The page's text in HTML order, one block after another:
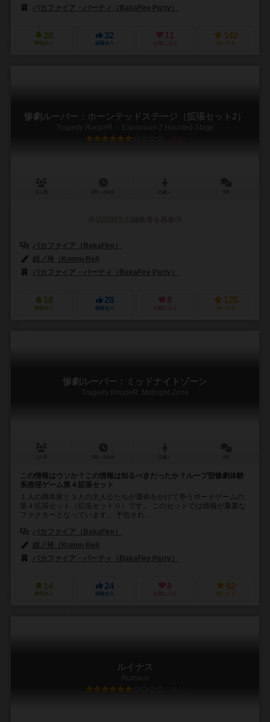
バカファイア・パーティ（BakaFire Party）
20
興味あり
32
経験あり
11
お気に入り
142
持ってる
惨劇ルーパー：ホーンテッドステージ（拡張セット2）
Tragedy RoopeR： Expansion 2 Haunted Stage
6.2
バカファイア（BakaFire）
紺ノ玲（Konno Rei)
バカファイア・パーティ（BakaFire Party）
18
興味あり
28
経験あり
8
お気に入り
125
持ってる
惨劇ルーパー：ミッドナイトゾーン
Tragedy RoopeR: Midnight Zone
この情報はウソか？この情報は知るべきだったか？ループ型惨劇体験
系推理ゲーム第４拡張セット
１人の脚本家と３人の主人公たちが運命をかけて争うボードゲームの
第４拡張セット（拡張セット０）です。 このセットでは情報が重要な
ファクターとなっています。 予告され...
バカファイア（BakaFire）
紺ノ玲（Konno Rei)
バカファイア・パーティ（BakaFire Party）
14
興味あり
24
経験あり
8
お気に入り
92
持ってる
ルイナス
Ruinous
6.0